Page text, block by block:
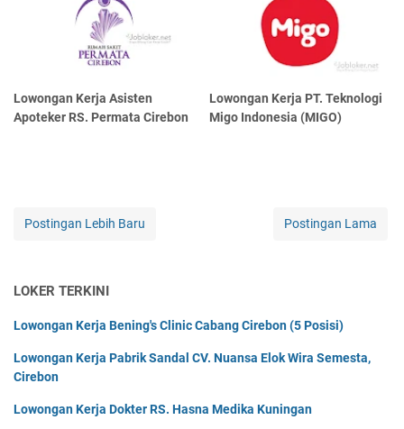
Lowongan Kerja Asisten
Apoteker RS. Permata Cirebon
Lowongan Kerja PT. Teknologi
Migo Indonesia (MIGO)
Postingan Lebih Baru Postingan Lama
LOKER TERKINI
Lowongan Kerja Bening's Clinic Cabang Cirebon (5 Posisi)
Lowongan Kerja Pabrik Sandal CV. Nuansa Elok Wira Semesta,
Cirebon
Lowongan Kerja Dokter RS. Hasna Medika Kuningan